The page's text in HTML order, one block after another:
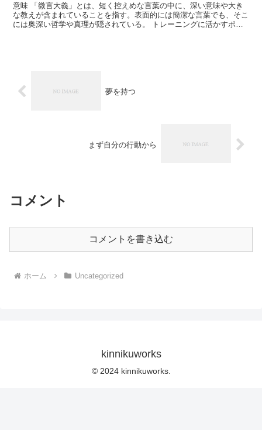
意味 「微言大義」とは、短く控えめな言葉の中に、深い意味や大き
な教えが含まれていることを指す。表面的には簡潔な言葉でも、そこ
には奥深い哲学や真理が隠されている。 トレーニングに活かすポイ
夢を持つ
まず自分の行動から
コメント
コメントを書き込む
ホーム Uncategorized
kinnikuworks
© 2024 kinnikuworks.